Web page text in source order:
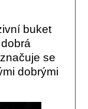
buket
se
dobrými